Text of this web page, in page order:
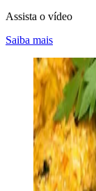
Assista o vídeo
Saiba mais